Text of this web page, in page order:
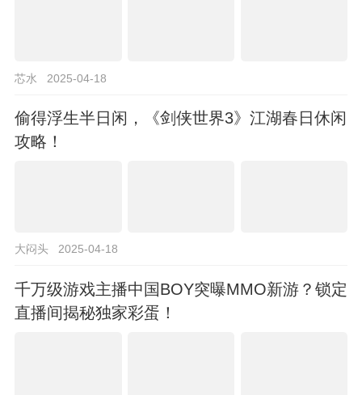
芯水 2025-04-18
偷得浮生半日闲，《剑侠世界3》江湖春日休闲
攻略！
大闷头 2025-04-18
千万级游戏主播中国BOY突曝MMO新游？锁定
直播间揭秘独家彩蛋！